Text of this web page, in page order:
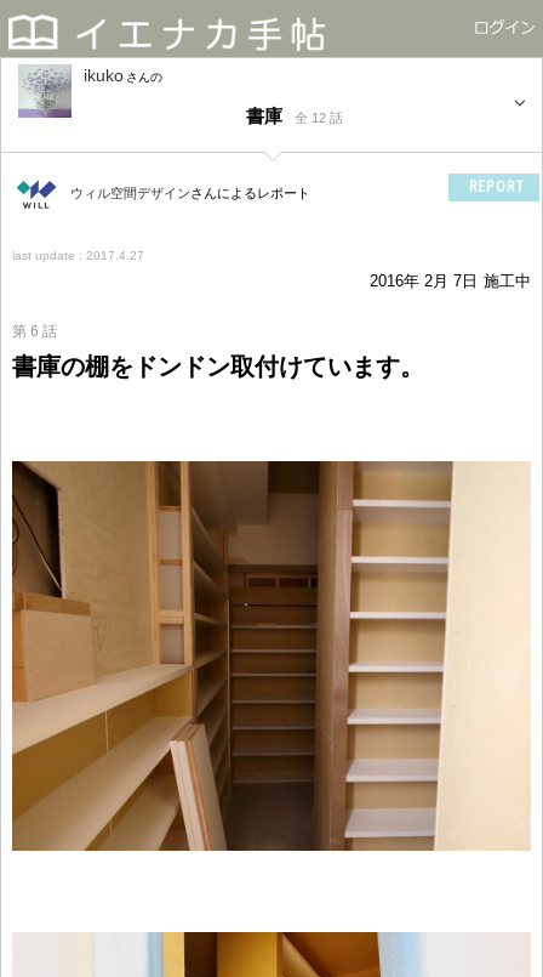
ikuko さん
書庫 全 12 話
ウィル空間デザインさんによるレポート REPORT
last update : 2017.4.27
2016年 2月 7日 施工中
第 6 話
書庫の棚をドンドン取付けています。